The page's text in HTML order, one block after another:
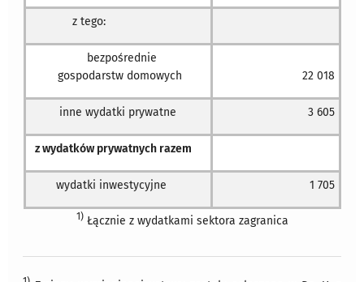
z tego:
bezpośrednie
gospodarstw domowych
22 018
inne wydatki prywatne 3 605
z wydatków prywatnych razem
wydatki inwestycyjne 1 705
1)Łącznie z wydatkami sektora zagranica